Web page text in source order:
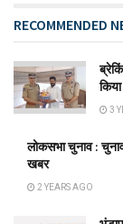
RECOMMENDED
3
लोकसभा चुनाव :
खबर
2 YEARS AGO